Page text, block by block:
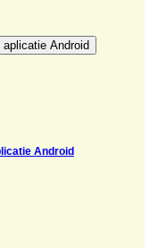
Android
Android